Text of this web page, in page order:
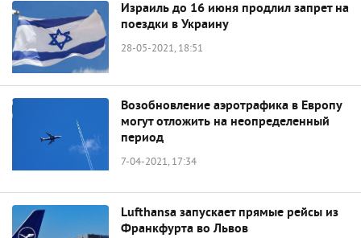
Израиль до 16 июня продлил запрет на
поездки в Украину
28-05-2021, 18:51
Возобновление аэротрафика в Европу
могут отложить на неопределенный
период
7-04-2021, 17:34
Lufthansa запускает прямые рейсы из
Франкфурта во Львов